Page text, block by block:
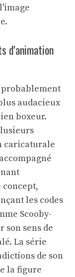
d'animation
audacieux
boxeur.
caricaturale
les codes
Scooby-
son sens de
La série
de son
la figure